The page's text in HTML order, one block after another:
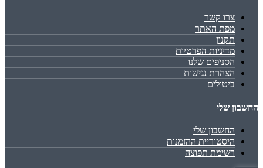
צרו קשר
מפת האתר
תקנון
מדיניות הפרטיות
הסניפים שלנו
הצהרת נגישות
ביטולים
החשבון שלי
החשבון שלי
היסטוריית ההזמנות
רשימת תפוצה